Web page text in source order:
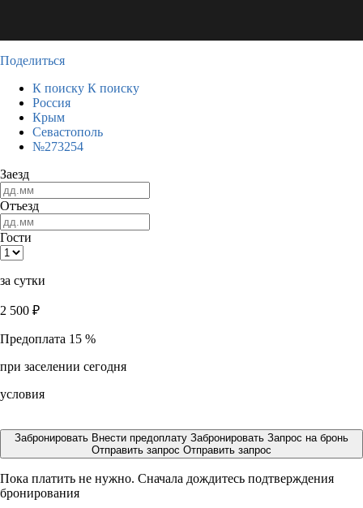
Поделиться
К поиску К поиску
Россия
Крым
Севастополь
№273254
Заезд
Отъезд
Гости
за сутки
2 500 ₽
Предоплата 15 %
при заселении сегодня
условия
Забронировать Внести предоплату Забронировать Запрос на бронь
Отправить запрос Отправить запрос
Пока платить не нужно. Сначала дождитесь подтверждения
бронирования